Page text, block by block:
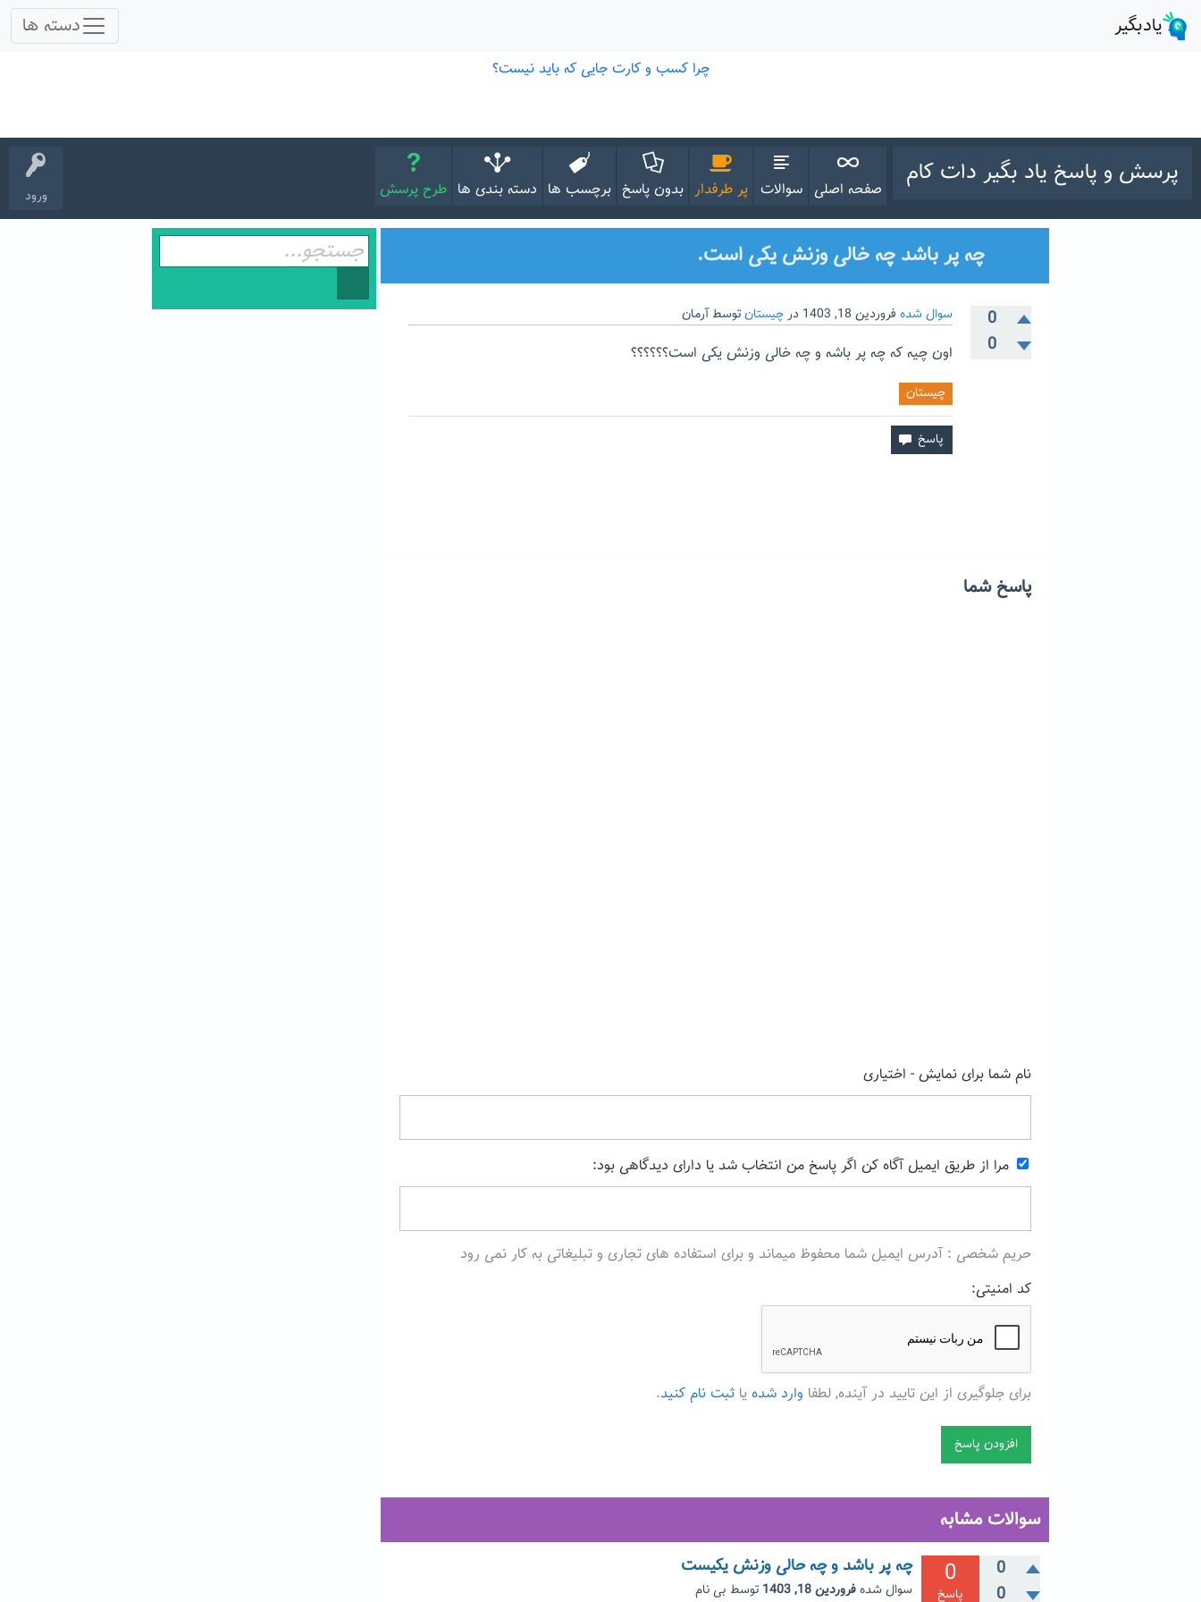
ورود
پرسش و پاسخ یاد بگیر دات کام
صفحه اصلی سوالات پر طرفدار بدون پاسخ برچسب ها دسته بندی ها طرح پرسش
چه پر باشد چه خالی وزنش یکی است.
0
0
سوال شده فروردین 18, 1403 درچیستانتوسطآرمان
اون چیه که چه پر باشه و چه خالی وزنش یکی است؟؟؟؟؟؟
چیستان
پاسخ شما
نام شما برای نمایش - اختیاری
مرا از طریق ایمیل آگاه کن اگر پاسخ من انتخاب شد یا دارای دیدگاهی بود:
حریم شخصی : آدرس ایمیل شما محفوظ میماند و برای استفاده های تجاری و تبلیغاتی به کار نمی رود
کد امنیتی:
برای جلوگیری از این تایید در آینده, لطفا وارد شده یا ثبت نام کنید.
سوالات مشابه
0
0
0
پاسخ
چه پر باشد و چه حالی وزنش یکیست
سوال شدهفروردین 18, 1403 توسط بی نام